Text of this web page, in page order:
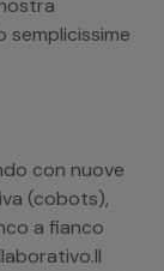
semplicissime
con nuove
(cobots),
a fianco